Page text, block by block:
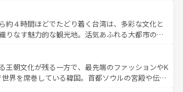
いしいローカルフードやハワイアンミュージッ
的なフラダンスなど、すべてがハワイの魅力を彩
。訪れるたびに新しい発見と感動が待っているハ
ンツ一覧
フや大陸中央部にそびえるウルル（エアーズロッ
スマニアの美しい原生林やケアンズの熱帯雨林な
ころがたくさん。また、カフェやワイン、オージ
クティビティも充実しており、サーフィンやダイ
ハイキングなど、アウトドア好きにはたまらな
ストラリアの多彩な魅力を存分に味わいつくそ
約４時間ほどでたどり着く台湾は、多彩な文化と
りなす魅力的な観光地。活気あふれる大都市の台
ひつな山岳地帯である台湾東部など、都市の喧騒
静けさが共存しており、訪れる人に新しい発見と
たらしてくれる。また、奥深い台湾の食文化も魅
王朝文化が残る一方で、最先端のファッションやK
界を席巻している韓国。首都ソウルの宮殿や伝統